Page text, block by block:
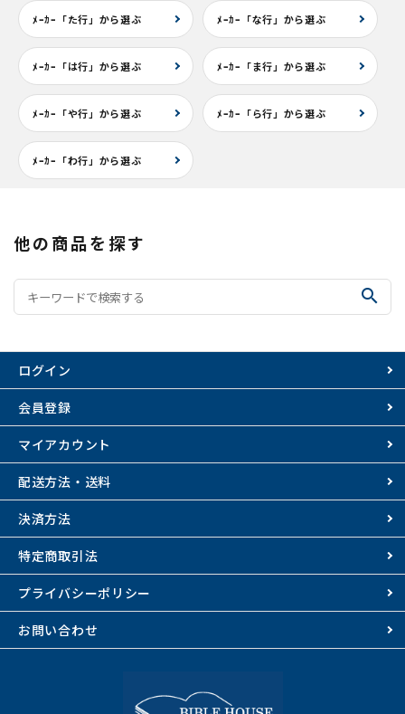
ﾒｰｶｰ「た行」から選ぶ ﾒｰｶｰ「な行」から選ぶ
ﾒｰｶｰ「は行」から選ぶ ﾒｰｶｰ「ま行」から選ぶ
ﾒｰｶｰ「や行」から選ぶ ﾒｰｶｰ「ら行」から選ぶ
ﾒｰｶｰ「わ行」から選ぶ
他の商品を探す
search
ログイン
会員登録
マイアカウント
配送方法・送料
決済方法
特定商取引法
プライバシーポリシー
お問い合わせ